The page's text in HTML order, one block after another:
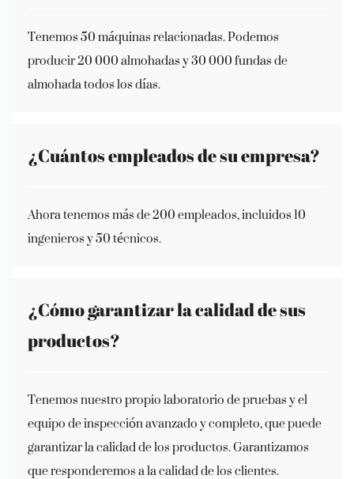
Tenemos 50 máquinas relacionadas. Podemos
producir 20 000 almohadas y 30 000 fundas de
almohada todos los días.
¿Cuántos empleados de su empresa?
Ahora tenemos más de 200 empleados, incluidos 10
ingenieros y 50 técnicos.
¿Cómo garantizar la calidad de sus
productos?
Tenemos nuestro propio laboratorio de pruebas y el
equipo de inspección avanzado y completo, que puede
garantizar la calidad de los productos. Garantizamos
que responderemos a la calidad de los clientes.